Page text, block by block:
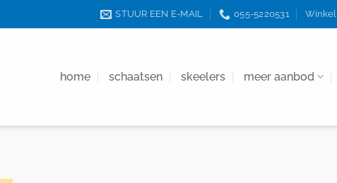
STUUR EEN E-MAIL 055-5220531 Winkel
home schaatsen skeelers meer aanbod